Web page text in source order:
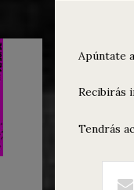
Apúntate
Recibirás
Tendrás